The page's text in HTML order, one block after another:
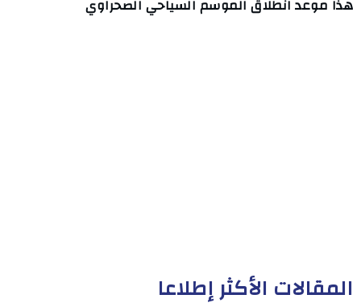
هذا موعد انطلاق الموسم السياحي الصحراوي
المقالات الأكثر إطلاعا